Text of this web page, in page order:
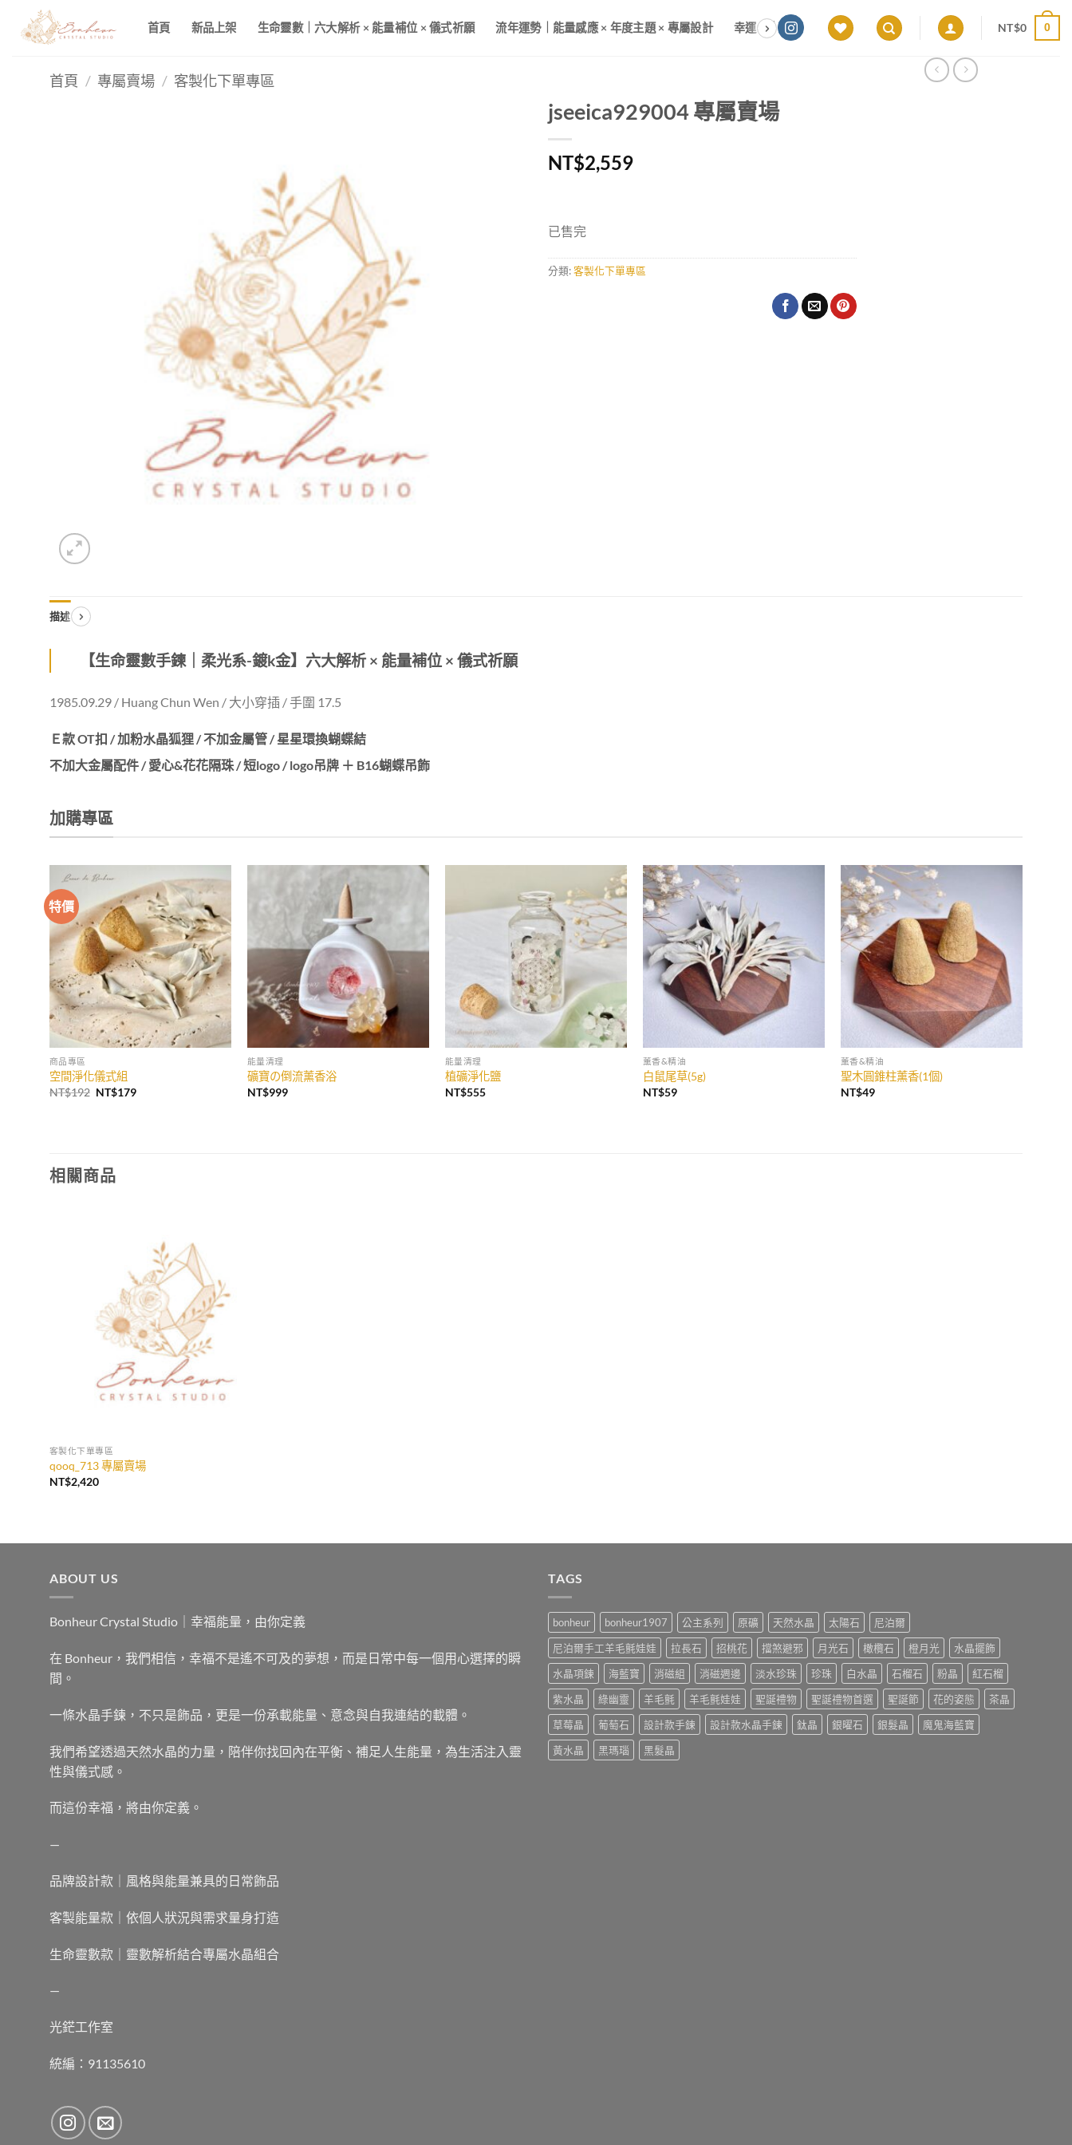
首頁 新品上架 生命靈數｜六大解析 × 能量補位 × 儀式祈願 流年運勢｜能量感應 × 年度主題 × 專屬設計 幸運色｜能量感應 × 色彩頻率 × 專屬設計 願望顯化｜意圖啟動
NT$0 0
首頁 / 專屬賣場 / 客製化下單專區
jseeica929004 專屬賣場
NT$2,559
已售完
分類:客製化下單專區
描述
【生命靈數手鍊｜柔光系-鍍k金】六大解析 × 能量補位 × 儀式祈願
1985.09.29 / Huang Chun Wen / 大小穿插 / 手圍 17.5
Ｅ款 OT扣 / 加粉水晶狐狸 / 不加金屬管 / 星星環換蝴蝶結
不加大金屬配件 / 愛心&花花隔珠 / 短logo / logo吊牌 ＋ B16蝴蝶吊飾
加購專區
特價
商品專區
空間淨化儀式組
NT$192 原
NT$179目
能量清理
礦寶の倒流薰香浴
NT$999
能量清理
植礦淨化鹽
NT$555
薰香&精油
白鼠尾草(5g)
NT$59
薰香&精油
聖木圓錐柱薰香(1個)
NT$49
相關商品
客製化下單專區
qooq_713 專屬賣場
NT$2,420
ABOUT US
Bonheur Crystal Studio｜幸福能量，由你定義
在 Bonheur，我們相信，幸福不是遙不可及的夢想，而是日常中每一個用心選擇的瞬
間。
一條水晶手鍊，不只是飾品，更是一份承載能量、意念與自我連結的載體。
我們希望透過天然水晶的力量，陪伴你找回內在平衡、補足人生能量，為生活注入靈
性與儀式感。
而這份幸福，將由你定義。
—
品牌設計款｜風格與能量兼具的日常飾品
客製能量款｜依個人狀況與需求量身打造
生命靈數款｜靈數解析結合專屬水晶組合
—
光鋩工作室
統編：91135610
TAGS
bonheur bonheur1907 公主系列 原礦 天然水晶 太陽石
尼泊爾
尼泊爾手工羊毛氈娃娃
拉長石 招桃花 擋煞避邪 月光石 橄欖石 橙月光
水晶擺飾
水晶項鍊
海藍寶 消磁組 消磁週邊 淡水珍珠 珍珠 白水晶 石榴石 粉晶
紅石榴
紫水晶
綠幽靈 羊毛氈 羊毛氈娃娃 聖誕禮物 聖誕禮物首選 聖誕節 花的姿態
茶晶
草莓晶
葡萄石 設計款手鍊 設計款水晶手鍊 鈦晶 銀曜石 銀髮晶
魔鬼海藍寶
黃水晶
黑瑪瑙 黑髮晶